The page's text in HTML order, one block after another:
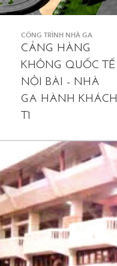
CÔNG TRÌNH NHÀ GA
CẢNG HÀNG
KHÔNG QUỐC TẾ
NỘI BÀI - NHÀ
GA HÀNH KHÁCH
T1